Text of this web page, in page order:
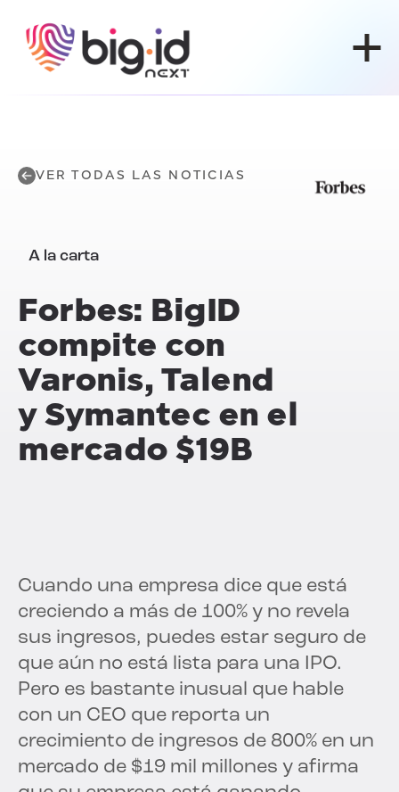
VER TODAS LAS NOTICIAS
A la carta
Forbes: BigID
compite con
Varonis, Talend
y Symantec en el
mercado $19B
Cuando una empresa dice que está
creciendo a más de 100% y no revela
sus ingresos, puedes estar seguro de
que aún no está lista para una IPO.
Pero es bastante inusual que hable
con un CEO que reporta un
crecimiento de ingresos de 800% en un
mercado de $19 mil millones y afirma